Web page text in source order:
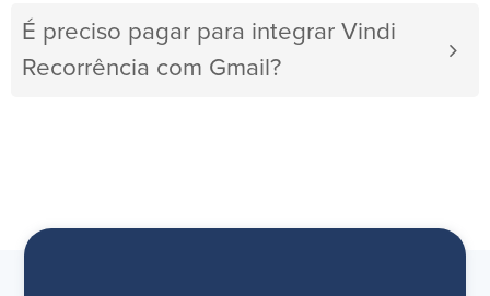
É preciso pagar para integrar Vindi
Recorrência com Gmail?